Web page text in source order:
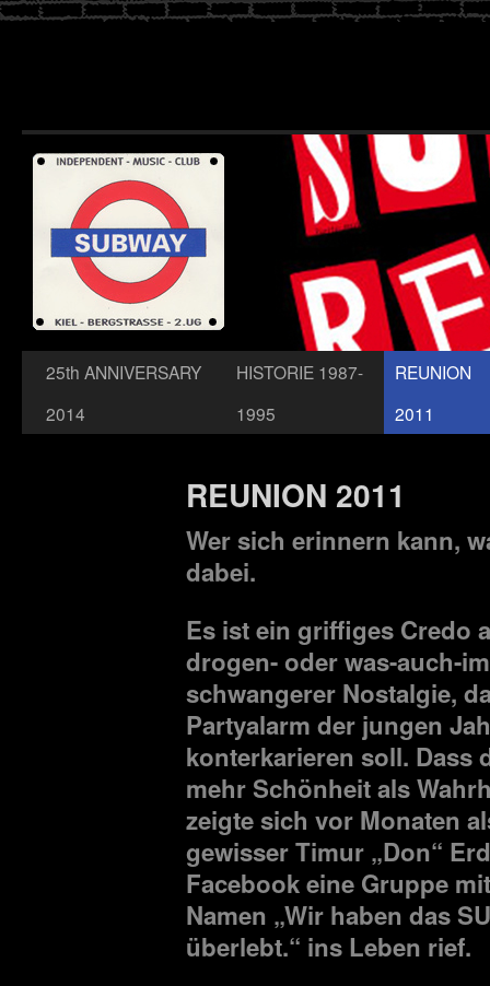
Zum
Inhalt
25th ANNIVERSARY
2014
HISTORIE 1987-
1995
REUNION
2011
REUNION 2011
Wer sich erinnern kann,
dabei.
Es ist ein griffiges Credo
drogen- oder was-auch-
schwangerer Nostalgie,
Partyalarm der jungen
konterkarieren soll. Dass
mehr Schönheit als
zeigte sich vor Monaten
gewisser Timur „Don“
Facebook eine Gruppe
Namen „Wir haben das
überlebt.“ ins Leben rief.